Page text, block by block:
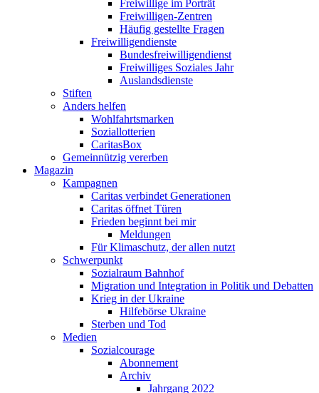
Freiwillige im Porträt
Freiwilligen-Zentren
Häufig gestellte Fragen
Freiwilligendienste
Bundesfreiwilligendienst
Freiwilliges Soziales Jahr
Auslandsdienste
Stiften
Anders helfen
Wohlfahrtsmarken
Soziallotterien
CaritasBox
Gemeinnützig vererben
Magazin
Kampagnen
Caritas verbindet Generationen
Caritas öffnet Türen
Frieden beginnt bei mir
Meldungen
Für Klimaschutz, der allen nutzt
Schwerpunkt
Sozialraum Bahnhof
Migration und Integration in Politik und Debatten
Krieg in der Ukraine
Hilfebörse Ukraine
Sterben und Tod
Medien
Sozialcourage
Abonnement
Archiv
Jahrgang 2022